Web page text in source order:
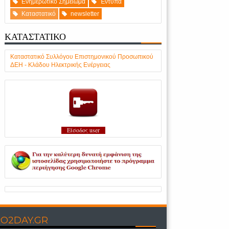
Ενημερωτικό Σημείωμα
Έντυπα
Καταστατικό
newsletter
ΚΑΤΑΣΤΑΤΙΚΟ
Καταστατικό Συλλόγου Επιστημονικού Προσωπικού
ΔΕΗ - Κλάδου Ηλεκτρικής Ενέργειας
Είσοδος user